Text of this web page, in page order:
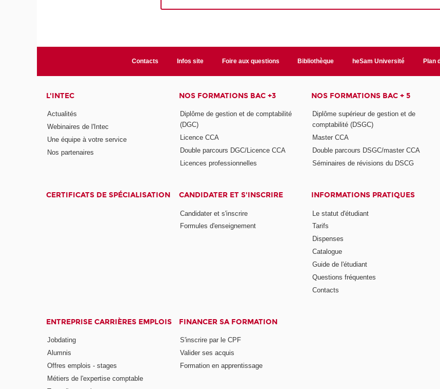
Contacts Infos site Foire aux questions Bibliothèque heSam Université Plan
L'INTEC
Actualités
Webinaires de l'Intec
Une équipe à votre service
Nos partenaires
NOS FORMATIONS BAC +3
Diplôme de gestion et de comptabilité
(DGC)
Licence CCA
Double parcours DGC/Licence CCA
Licences professionnelles
NOS FORMATIONS BAC + 5
Diplôme supérieur de gestion et de
comptabilité (DSGC)
Master CCA
Double parcours DSGC/master CCA
Séminaires de révisions du DSCG
CERTIFICATS DE SPÉCIALISATION CANDIDATER ET S'INSCRIRE
Candidater et s'inscrire
Formules d'enseignement
INFORMATIONS PRATIQUES
Le statut d'étudiant
Tarifs
Dispenses
Catalogue
Guide de l'étudiant
Questions fréquentes
Contacts
ENTREPRISE CARRIÈRES EMPLOIS
Jobdating
Alumnis
Offres emplois - stages
Métiers de l'expertise comptable
FINANCER SA FORMATION
S'inscrire par le CPF
Valider ses acquis
Formation en apprentissage